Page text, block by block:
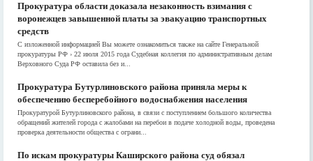
Прокуратура области доказала незаконность взимания с
воронежцев завышенной платы за эвакуацию транспортных
средств
С изложенной информацией Вы можете ознакомиться также на сайте Генеральной
прокуратуры РФ › 22 июля 2015 года Судебная коллегия по административным делам
Верховного Суда РФ оставила без и...
Прокуратура Бутурлиновского района приняла меры к
обеспечению бесперебойного водоснабжения населения
Прокуратурой Бутурлиновского района, в связи с поступлением большого количества
обращений жителей города с жалобами на перебои в подаче холодной воды, проведена
проверка деятельности общества с ограни...
По искам прокуратуры Каширского района суд обязал